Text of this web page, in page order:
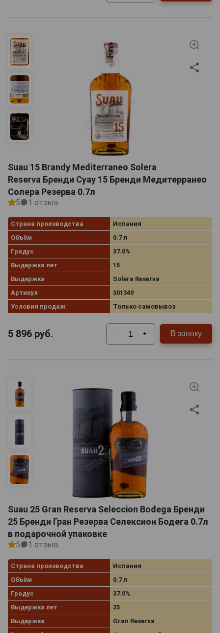
Suau 15 Brandy Mediterraneo Solera
Reserva Бренди Суау 15 Бренди Медитерранео
Солера Резерва 0.7л
5 1 отзыв
Страна производства
Испания
Объём
0.7 л
Градус
37.0%
Выдержка лет
15
Выдержка
Solera Reserva
Артикул
301349
Условия продаж
Только самовывоз
5 896 руб. - + В заявку
Suau 25 Gran Reserva Seleccion Bodega Бренди
25 Бренди Гран Резерва Селексион Бодега 0.7л
в подарочной упаковке
5 1 отзыв
Страна производства
Испания
Объём
0.7 л
Градус
37.0%
Выдержка лет
25
Выдержка
Gran Reserva